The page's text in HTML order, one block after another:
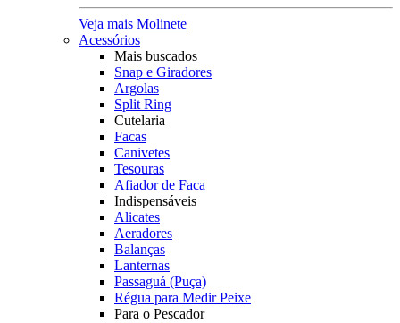
Veja mais Molinete
Acessórios
Mais buscados
Snap e Giradores
Argolas
Split Ring
Cutelaria
Facas
Canivetes
Tesouras
Afiador de Faca
Indispensáveis
Alicates
Aeradores
Balanças
Lanternas
Passaguá (Puça)
Régua para Medir Peixe
Para o Pescador